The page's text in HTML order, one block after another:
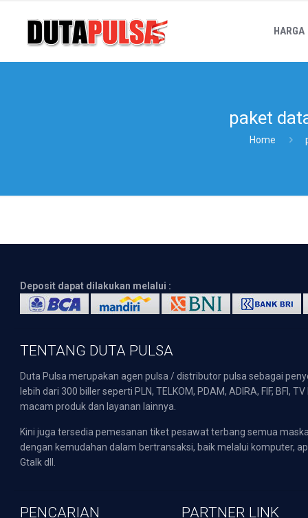
HARGA
paket
Home
Deposit dapat dilakukan melalui :
TENTANG DUTA PULSA
Duta Pulsa merupakan agen pulsa / distributor pulsa sebagai
lebih dari 300 biller seperti PLN, TELKOM, PDAM, ADIRA, FIF,
macam produk dan layanan lainnya.
Kini juga tersedia pemesanan tiket pesawat terbang semua
dengan kemudahan dalam bertransaksi, baik melalui komputer,
Gtalk dll.
PENCARIAN PARTNER LINK